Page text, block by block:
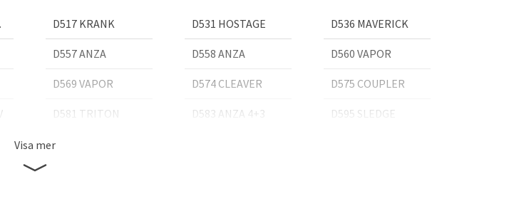
D517 KRANK D531 HOSTAGE D536 MAVERICK
D557 ANZA D558 ANZA D560 VAPOR
D569 VAPOR D574 CLEAVER D575 COUPLER
D581 TRITON D583 ANZA 4+3 D595 SLEDGE
D610 MAVERICK
Visa mer